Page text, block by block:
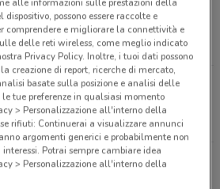
Rocco E C. Corso Umberto,12
Corso Umberto,43
Via Mazzini,61 Licata
possono essere raccolte e
comprendere e migliorare la connettività e
delle reti wireless, come meglio indicato
Privacy Policy. Inoltre, i tuoi dati possono
creazione di report, ricerche di mercato,
basate sulla posizione e analisi delle
tue preferenze in qualsiasi momento
> Personalizzazione all'interno della
rifiuti: Continuerai a visualizzare annunci
argomenti generici e probabilmente non
Potrai sempre cambiare idea
> Personalizzazione all'interno della